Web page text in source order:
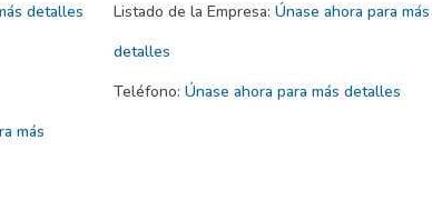
detalles Listado de la Empresa: Únase ahora para más
detalles
Teléfono: Únase ahora para más detalles
más